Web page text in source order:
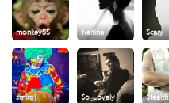
monkey55 Neitina Scary
smirol So_Lovely Stealth